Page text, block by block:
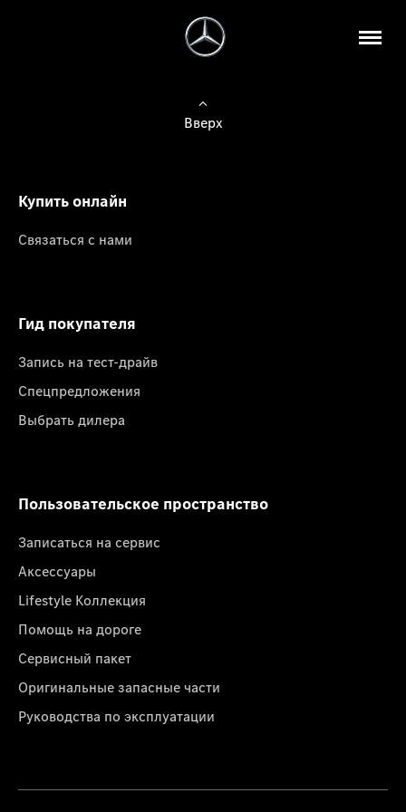
Вверх
Купить онлайн
Связаться с нами
Гид покупателя
Запись на тест-драйв
Спецпредложения
Выбрать дилера
Пользовательское пространство
Записаться на сервис
Аксессуары
Lifestyle Коллекция
Помощь на дороге
Сервисный пакет
Оригинальные запасные части
Руководства по эксплуатации